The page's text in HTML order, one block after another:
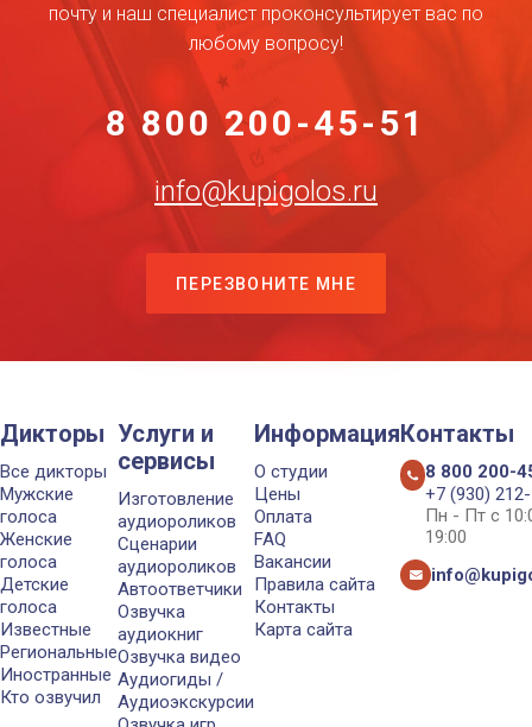
почту и наш специалист проконсультирует вас по
любому вопросу!
8 800 200-45-51
info@kupigolos.ru
ПЕРЕЗВОНИТЕ МНЕ
Дикторы
Все дикторы
Мужские
голоса
Женские
голоса
Детские
голоса
Известные
Региональные
Иностранные
Кто озвучил
Услуги и
сервисы
Изготовление
аудиороликов
Сценарии
аудиороликов
Автоответчики
Озвучка
аудиокниг
Озвучка видео
Аудиогиды /
Аудиоэкскурсии
Информация
О студии
Цены
Оплата
FAQ
Вакансии
Правила сайта
Контакты
Карта сайта
Контакты
8 800 200-
+7 (930)
Пн - Пт с
19:00